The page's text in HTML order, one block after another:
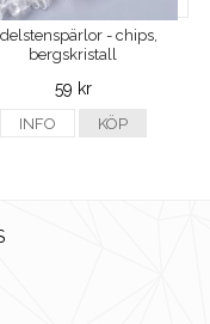
- chips,
bergskristall
59 kr
INFO KÖP